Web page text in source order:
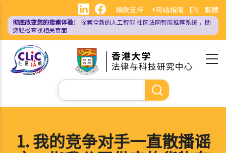
主
EN 繁體
捐款支持 +网站指南
彻底改变您的搜索体验： 探索全新的人工智能社区法网智能推荐系统 ，助
您轻松查找相关页面
搜
索
1. 我的竞争对手一直散播谣